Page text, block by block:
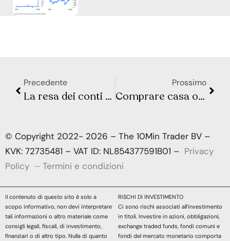
Precedente
La resa dei conti sui DAZI: il piano ambizioso degli USA
Prossimo
Comprare casa o stare in affitto: cosa conviene ?
© Copyright 2022- 2026 – The 10Min Trader BV –
KVK: 72735481 – VAT ID: NL854377591B01 – Privacy
Policy – Termini e condizioni
Il contenuto di questo sito è solo a
scopo informativo, non devi interpretare
tali informazioni o altro materiale come
consigli legali, fiscali, di investimento,
finanziari o di altro tipo. Nulla di quanto
RISCHI DI INVESTIMENTO
Ci sono rischi associati all’investimento
in titoli. Investire in azioni, obbligazioni,
exchange traded funds, fondi comuni e
fondi del mercato monetario comporta